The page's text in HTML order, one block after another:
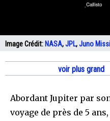
Image Crédit:NASA,JPL,Juno
voir plus grand
Abordant Jupiter par
voyage de près de 5